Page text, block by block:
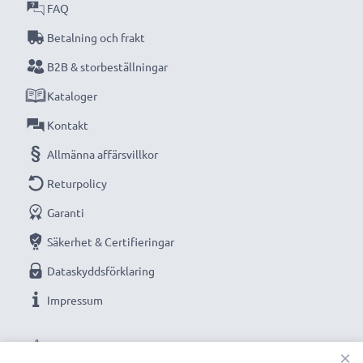
originalbatteri
Kapacitet
: 3Ah
Spänning: 14.4V
Cellteknik: Li Ion
rimligt pris.
★3 års garanti
specialist som endast erbjuder kvalitetsprodukter.
VÅRA BETALNINGSALTERNATIV
FAQ
Betalning och frakt
B2B & storbeställningar
Kataloger
Kontakt
Allmänna affärsvillkor
Returpolicy
Garanti
Säkerhet & Certifieringar
Dataskyddsförklaring
Impressum
×